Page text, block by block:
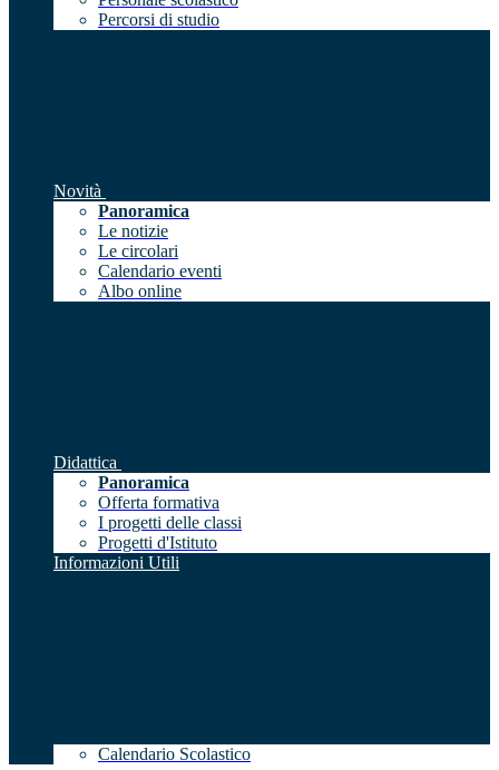
Percorsi di studio
Novità
Panoramica
Le notizie
Le circolari
Calendario eventi
Albo online
Didattica
Panoramica
Offerta formativa
I progetti delle classi
Progetti d'Istituto
Informazioni Utili
Calendario Scolastico